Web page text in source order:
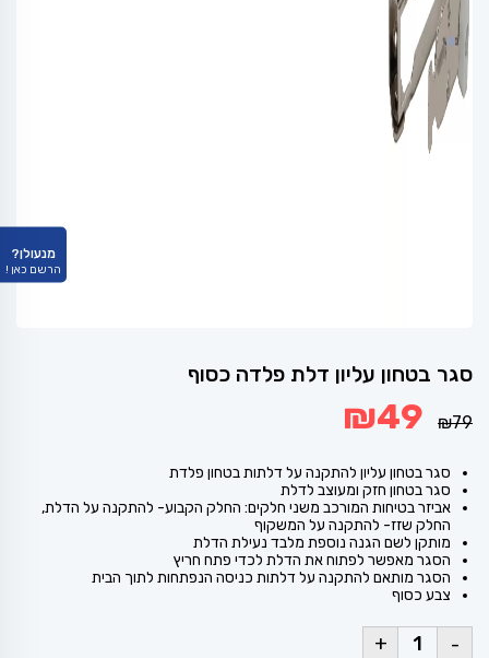
סגר בטחון עליון דלת פלדה כסוף
₪79
המחיר
המקורי
₪49
סגר בטחון עליון להתקנה על דלתות בטחון פלדת
סגר בטחון חזק ומעוצב לדלת
אביזר בטיחות המורכב משני חלקים: החלק הקבוע- להתקנה על הדלת,
החלק שזז- להתקנה על המשקוף
מותקן לשם הגנה נוספת מלבד נעילת הדלת
הסגר מאפשר לפתוח את הדלת לכדי פתח חריץ
הסגר מותאם להתקנה על דלתות כניסה הנפתחות לתוך הבית
צבע כסוף
-
+
מנעולן?
הרשם כאן !